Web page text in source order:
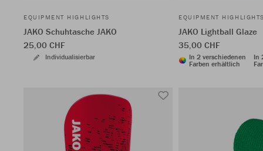
EQUIPMENT HIGHLIGHTS
JAKO Schuhtasche JAKO
25,00 CHF
Individualisierbar
EQUIPMENT
JAKO Lightball Glaze
35,00 CHF
In 2 verschiedenen
Farben erhältlich
In